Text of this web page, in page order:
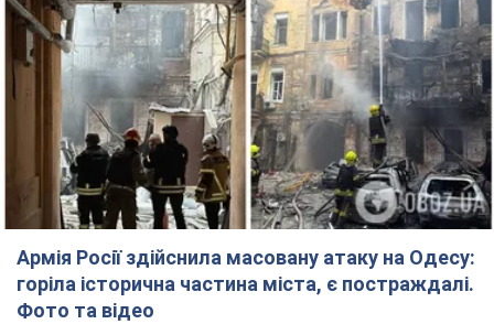
Армія Росії здійснила масовану атаку на Одесу:
горіла історична частина міста, є постраждалі.
Фото та відео